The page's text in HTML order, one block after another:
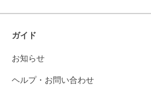
ガイド
お知らせ
ヘルプ・お問い合わせ